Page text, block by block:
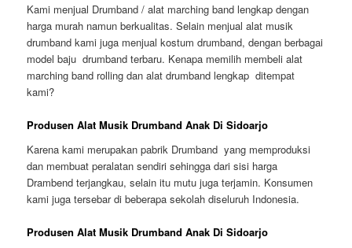
Kami menjual Drumband / alat marching band lengkap dengan
harga murah namun berkualitas. Selain menjual alat musik
drumband kami juga menjual kostum drumband, dengan berbagai
model baju drumband terbaru. Kenapa memilih membeli alat
marching band rolling dan alat drumband lengkap ditempat
kami?
Produsen Alat Musik Drumband Anak Di Sidoarjo
Karena kami merupakan pabrik Drumband yang memproduksi
dan membuat peralatan sendiri sehingga dari sisi harga
Drambend terjangkau, selain itu mutu juga terjamin. Konsumen
kami juga tersebar di beberapa sekolah diseluruh Indonesia.
Produsen Alat Musik Drumband Anak Di Sidoarjo